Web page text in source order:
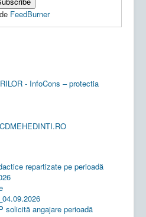
FeedBurner
- InfoCons – protectia
repartizate pe perioadă
solicită angajare perioadă